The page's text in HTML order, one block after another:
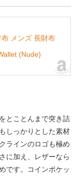
メンズ 長財布
(Nude)
とことんまで突き詰
しっかりとした素材
ラインのロゴも極め
に加え、レザーなら
です。コインポケッ